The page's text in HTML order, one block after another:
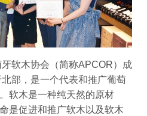
软木协会（简称APCOR）成
部，是一个代表和推广葡萄
软木是一种纯天然的原材
是促进和推广软木以及软木